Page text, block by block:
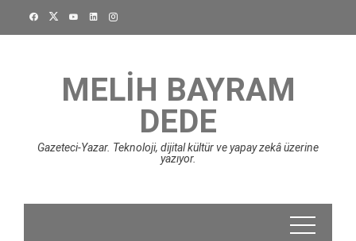
MELIH BAYRAM
DEDE
Gazeteci-Yazar. Teknoloji, dijital kültür ve yapay zekâ üzerine
yazıyor.